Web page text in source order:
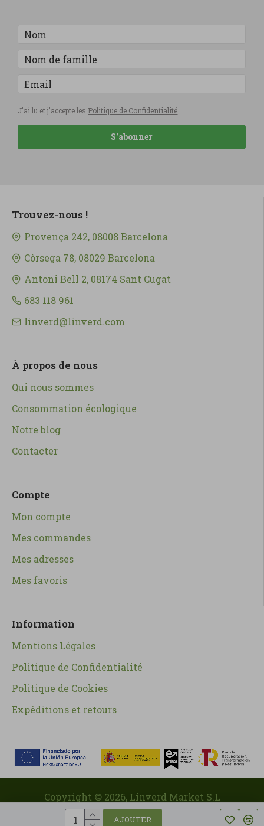
AJOUTER
J'ai lu et j'accepte les Politique de Confidentialité
S'abonner
Trouvez-nous !
Provença 242, 08008 Barcelona
Còrsega 78, 08029 Barcelona
Antoni Bell 2, 08174 Sant Cugat
683 118 961
linverd@linverd.com
À propos de nous
Qui nous sommes
Consommation écologique
Notre blog
Contacter
Compte
Mon compte
Mes commandes
Mes adresses
Mes favoris
Information
Mentions Légales
Politique de Confidentialité
Politique de Cookies
Expéditions et retours
Copyright © 2026, Linverd Market S.L